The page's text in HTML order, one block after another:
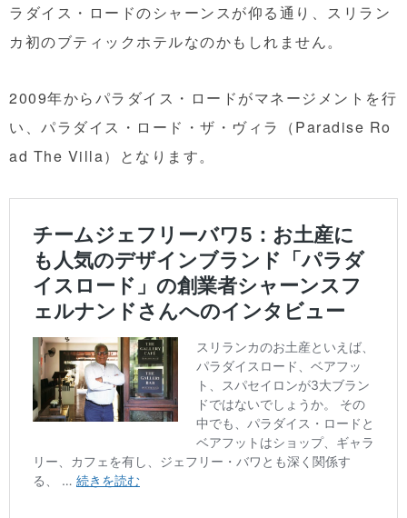
ラダイス・ロードのシャーンスが仰る通り、スリラン
カ初のブティックホテルなのかもしれません。
2009年からパラダイス・ロードがマネージメントを行
い、パラダイス・ロード・ザ・ヴィラ（Paradise Ro
ad The Villa）となります。